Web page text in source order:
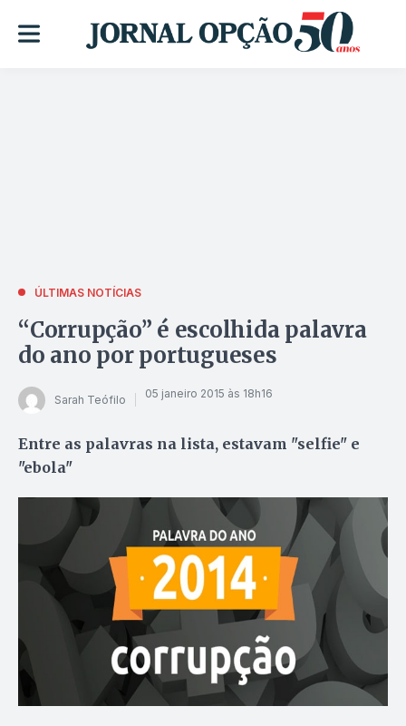
ÚLTIMAS NOTÍCIAS
“Corrupção” é escolhida palavra
do ano por portugueses
Sarah Teófilo 05 janeiro 2015 às 18h16
Entre as palavras na lista, estavam "selfie" e
"ebola"